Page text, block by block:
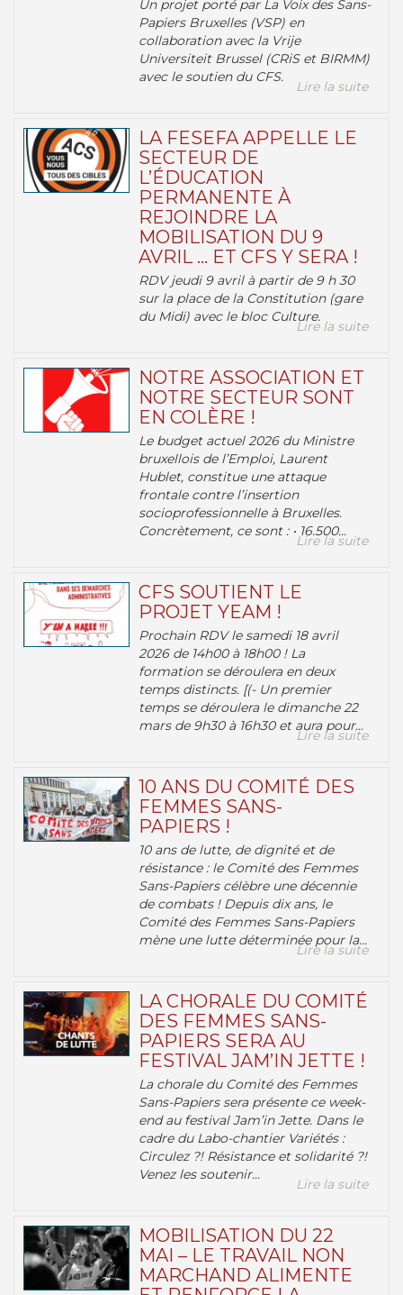
Un projet porté par La Voix des Sans-
Papiers Bruxelles (VSP) en
collaboration avec la Vrije
Universiteit Brussel (CRiS et BIRMM)
avec le soutien du CFS.
Lire la suite
LA FESEFA APPELLE LE
SECTEUR DE
L’ÉDUCATION
PERMANENTE À
REJOINDRE LA
MOBILISATION DU 9
AVRIL … ET CFS Y SERA !
RDV jeudi 9 avril à partir de 9 h 30
sur la place de la Constitution (gare
du Midi) avec le bloc Culture.
Lire la suite
NOTRE ASSOCIATION ET
NOTRE SECTEUR SONT
EN COLÈRE !
Le budget actuel 2026 du Ministre
bruxellois de l’Emploi, Laurent
Hublet, constitue une attaque
frontale contre l’insertion
socioprofessionnelle à Bruxelles.
Concrètement, ce sont : • 16.500...
Lire la suite
CFS SOUTIENT LE
PROJET YEAM !
Prochain RDV le samedi 18 avril
2026 de 14h00 à 18h00 ! La
formation se déroulera en deux
temps distincts. [(- Un premier
temps se déroulera le dimanche 22
mars de 9h30 à 16h30 et aura pour...
Lire la suite
10 ANS DU COMITÉ DES
FEMMES SANS-
PAPIERS !
10 ans de lutte, de dignité et de
résistance : le Comité des Femmes
Sans-Papiers célèbre une décennie
de combats ! Depuis dix ans, le
Comité des Femmes Sans-Papiers
mène une lutte déterminée pour la...
Lire la suite
LA CHORALE DU COMITÉ
DES FEMMES SANS-
PAPIERS SERA AU
FESTIVAL JAM’IN JETTE !
La chorale du Comité des Femmes
Sans-Papiers sera présente ce week-
end au festival Jam’in Jette. Dans le
cadre du Labo-chantier Variétés :
Circulez ?! Résistance et solidarité ?!
Venez les soutenir...
Lire la suite
MOBILISATION DU 22
MAI – LE TRAVAIL NON
MARCHAND ALIMENTE